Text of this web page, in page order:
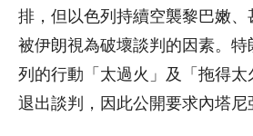
排，但以色列持續空襲黎巴嫩、
被伊朗視為破壞談判的因素。
列的行動「太過火」及「拖得太
退出談判，因此公開要求內塔尼